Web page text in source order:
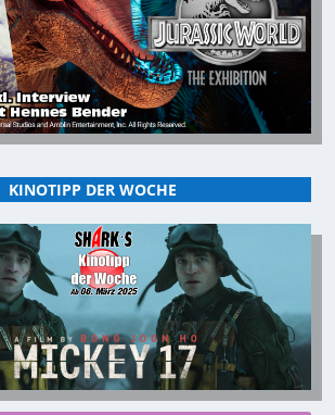
KINOTIPP DER WOCHE